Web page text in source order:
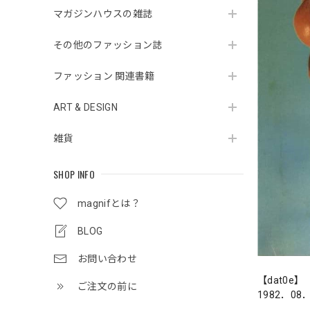
マガジンハウスの雑誌
その他のファッション誌
ファッション 関連書籍
ART & DESIGN
雑貨
SHOP INFO
magnifとは？
BLOG
お問い合わせ
ご注文の前に
【dat0e】
1982．08